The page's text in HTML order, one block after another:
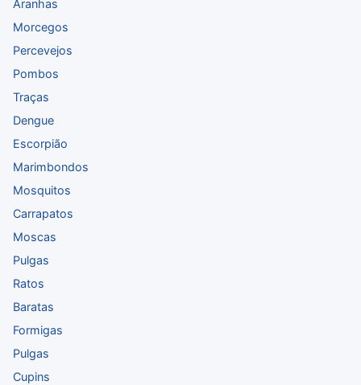
Aranhas
Morcegos
Percevejos
Pombos
Traças
Dengue
Escorpião
Marimbondos
Mosquitos
Carrapatos
Moscas
Pulgas
Ratos
Baratas
Formigas
Pulgas
Cupins